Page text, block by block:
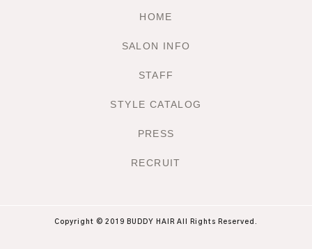
HOME
SALON INFO
STAFF
STYLE CATALOG
PRESS
RECRUIT
Copyright © 2019 BUDDY HAIR All Rights Reserved.